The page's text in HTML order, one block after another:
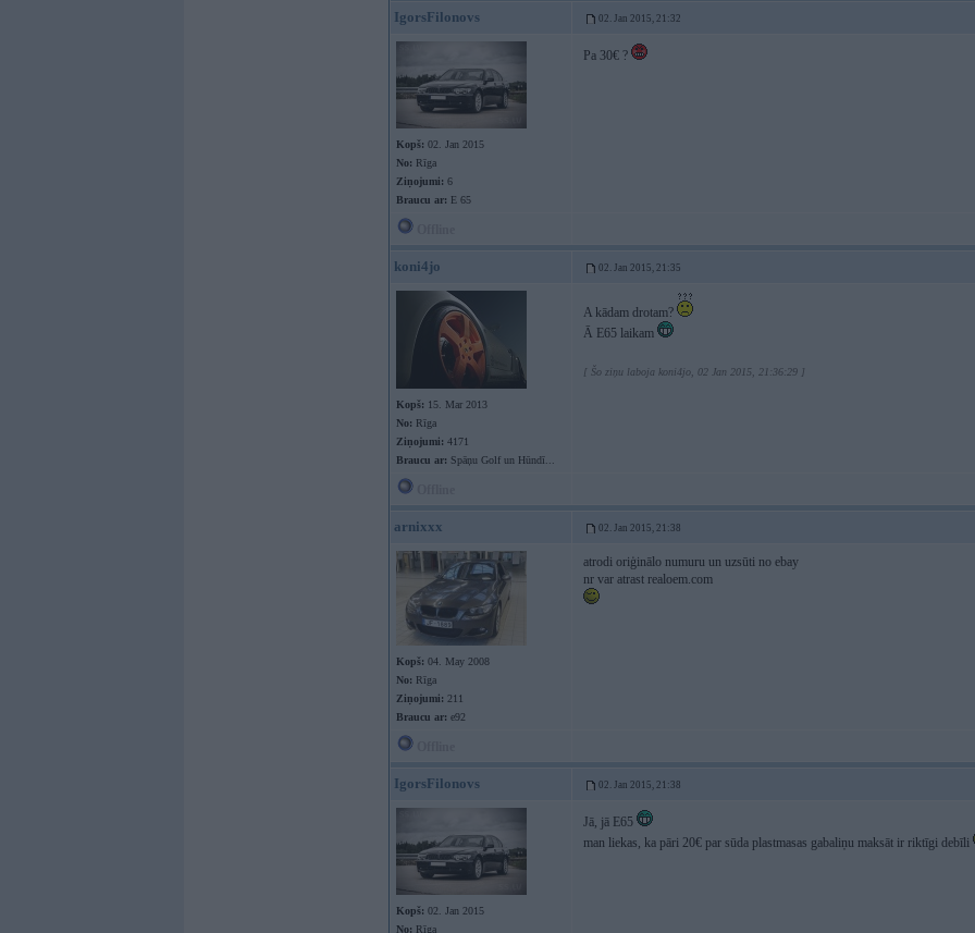
IgorsFilonovs 02. Jan 2015, 21:32
Kopš: 02. Jan 2015
No: Rīga
Ziņojumi: 6
Braucu ar: E 65
Pa 30€ ?
koni4jo 02. Jan 2015, 21:35
Kopš: 15. Mar 2013
No: Rīga
Ziņojumi: 4171
Braucu ar: Spāņu Golf un Hūndī...
A kādam drotam?
Ā E65 laikam
[ Šo ziņu laboja koni4jo, 02 Jan 2015, 21:36:29 ]
arnixxx 02. Jan 2015, 21:38
Kopš: 04. May 2008
No: Rīga
Ziņojumi: 211
Braucu ar: e92
atrodi oriģinālo numuru un uzsūti no ebay
nr var atrast realoem.com
IgorsFilonovs 02. Jan 2015, 21:38
Kopš: 02. Jan 2015
No: Rīga
Jā, jā E65
man liekas, ka pāri 20€ par sūda plastmasas gabaliņu maksāt ir riktīgi debīli